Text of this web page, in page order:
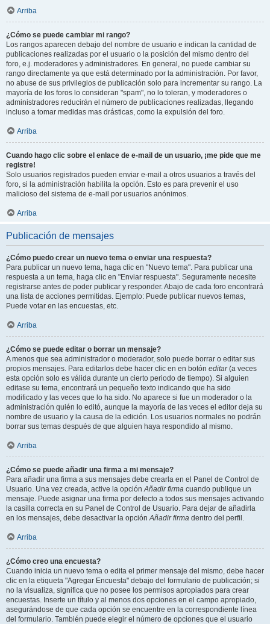
Arriba
¿Cómo se puede cambiar mi rango?
Los rangos aparecen debajo del nombre de usuario e indican la cantidad de
publicaciones realizadas por el usuario o la posición del mismo dentro del
foro, e.j. moderadores y administradores. En general, no puede cambiar su
rango directamente ya que está determinado por la administración. Por favor,
no abuse de sus privilegios de publicación solo para incrementar su rango. La
mayoría de los foros lo consideran "spam", no lo toleran, y moderadores o
administradores reducirán el número de publicaciones realizadas, llegando
incluso a tomar medidas mas drásticas, como la expulsión del foro.
Arriba
Cuando hago clic sobre el enlace de e-mail de un usuario, ¡me pide que me
registre!
Solo usuarios registrados pueden enviar e-mail a otros usuarios a través del
foro, si la administración habilita la opción. Esto es para prevenir el uso
malicioso del sistema de e-mail por usuarios anónimos.
Arriba
Publicación de mensajes
¿Cómo puedo crear un nuevo tema o enviar una respuesta?
Para publicar un nuevo tema, haga clic en "Nuevo tema". Para publicar una
respuesta a un tema, haga clic en "Enviar respuesta". Seguramente necesite
registrarse antes de poder publicar y responder. Abajo de cada foro encontrará
una lista de acciones permitidas. Ejemplo: Puede publicar nuevos temas,
Puede votar en las encuestas, etc.
Arriba
¿Cómo se puede editar o borrar un mensaje?
A menos que sea administrador o moderador, solo puede borrar o editar sus
propios mensajes. Para editarlos debe hacer clic en en botón editar(a veces
esta opción solo es válida durante un cierto periodo de tiempo). Si alguien
editase su tema, encontrará un pequeño texto indicando que ha sido
modificado y las veces que lo ha sido. No aparece si fue un moderador o la
administración quién lo editó, aunque la mayoría de las veces el editor deja su
nombre de usuario y la causa de la edición. Los usuarios normales no podrán
borrar sus temas después de que alguien haya respondido al mismo.
Arriba
¿Cómo se puede añadir una firma a mi mensaje?
Para añadir una firma a sus mensajes debe crearla en el Panel de Control de
Usuario. Una vez creada, active la opciónAñadir firma cuando publique un
mensaje. Puede asignar una firma por defecto a todos sus mensajes activando
la casilla correcta en su Panel de Control de Usuario. Para dejar de añadirla
en los mensajes, debe desactivar la opciónAñadir firma dentro del perfil.
Arriba
¿Cómo creo una encuesta?
Cuando inicia un nuevo tema o edita el primer mensaje del mismo, debe hacer
clic en la etiqueta "Agregar Encuesta" debajo del formulario de publicación; si
no la visualiza, significa que no posee los permisos apropiados para crear
encuestas. Inserte un título y al menos dos opciones en el campo apropiado,
asegurándose de que cada opción se encuentre en la correspondiente línea
del formulario. También puede elegir el número de opciones que el usuario